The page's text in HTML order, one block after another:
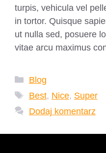
turpis, vehicula vel
in tortor. Quisque
ut nulla sed, posuere
vitae arcu maximus
Kategorie
Blog
Tagi
Best, Nice, Super
Dodaj komentarz